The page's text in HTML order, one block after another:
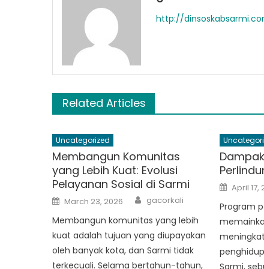
http://
Related Articles
Uncategorized
Membangun Komunitas
yang Lebih Kuat: Evolusi
Pelayanan Sosial di Sarmi
Posted
on
March 23, 2026 Author
gacorkali
Membangun komunitas yang lebih
kuat adalah tujuan yang diupayakan
oleh banyak kota, dan Sarmi tidak
terkecuali. Selama bertahun-tahun,
Posted
on
April 17,
Program
Sarmi,